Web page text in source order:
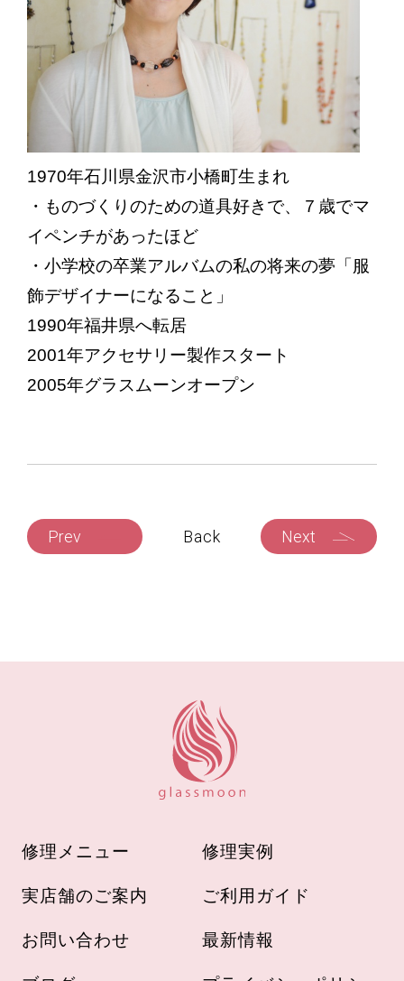
1970年石川県金沢市小橋町生まれ
・ものづくりのための道具好きで、７歳でマ
イペンチがあったほど
・小学校の卒業アルバムの私の将来の夢「服
飾デザイナーになること」
1990年福井県へ転居
2001年アクセサリー製作スタート
2005年グラスムーンオープン
Prev Back Next
修理メニュー 修理実例
実店舗のご案内 ご利用ガイド
お問い合わせ 最新情報